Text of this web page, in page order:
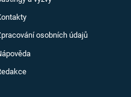
osobních údajů